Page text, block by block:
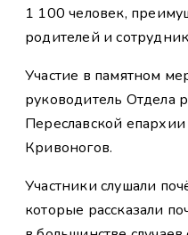
1 100 человек,
родителей и
Участие в памятном
руководитель Отдела
Переславской
Кривоногов.
Участники слушали
которые рассказали